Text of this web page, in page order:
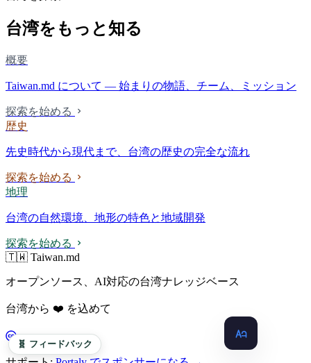
台湾をもっと知る
概要
Taiwan.md について — 始まりの物語、チーム、ミッション
探索を始める
歴史
先史時代から現代まで、台湾の歴史の完全な流れ
探索を始める
地理
台湾の自然環境、地形の特色と地域開発
探索を始める
🇹🇼 Taiwan.md
オープンソース、AI対応の台湾ナレッジベース
台湾から ❤️ を込めて
CC BY-SA 4.0
🧬 フィードバック